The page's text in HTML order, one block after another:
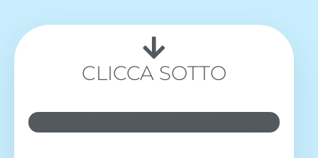
CLICCA SOTTO